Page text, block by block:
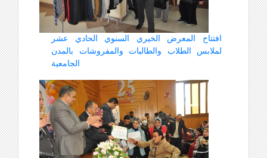
افتتاح المعرض الخيري السنوي الحادي عشر
لملابس الطلاب والطالبات والمفروشات بالمدن
الجامعية